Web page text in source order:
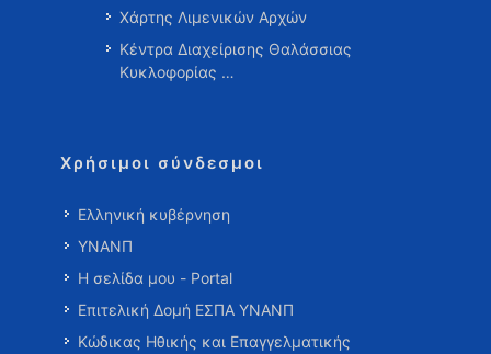
Χάρτης Λιμενικών Αρχών
Κέντρα Διαχείρισης Θαλάσσιας
Κυκλοφορίας …
Χρήσιμοι σύνδεσμοι
Ελληνική κυβέρνηση
ΥΝΑΝΠ
Η σελίδα μου - Portal
Επιτελική Δομή ΕΣΠΑ ΥΝΑΝΠ
Κώδικας Ηθικής και Επαγγελματικής